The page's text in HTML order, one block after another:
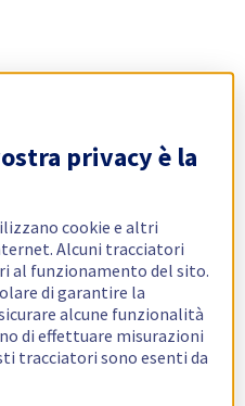
privacy è la
cookie e altri
Alcuni tracciatori
al funzionamento del sito.
di garantire la
alcune funzionalità
di effettuare misurazioni
tracciatori sono esenti da